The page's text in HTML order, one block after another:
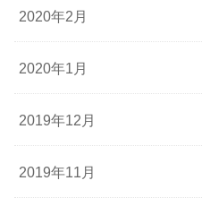
2020年2月
2020年1月
2019年12月
2019年11月